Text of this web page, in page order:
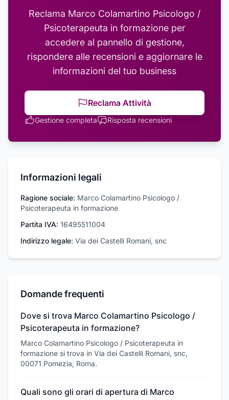
Reclama Marco Colamartino Psicologo /
Psicoterapeuta in formazioneper
accedere al pannello di gestione,
rispondere alle recensioni e aggiornare le
informazioni del tuo business
Reclama Attività
Gestione completa Risposta recensioni
Informazioni legali
Ragione sociale: Marco Colamartino Psicologo /
Psicoterapeuta in formazione
Partita IVA: 16495511004
Indirizzo legale: Via dei Castelli Romani, snc
Domande frequenti
Dove si trova Marco Colamartino Psicologo /
Psicoterapeuta in formazione?
Marco Colamartino Psicologo / Psicoterapeuta in
formazione si trova in Via dei Castelli Romani, snc,
00071 Pomezia, Roma.
Quali sono gli orari di apertura di Marco